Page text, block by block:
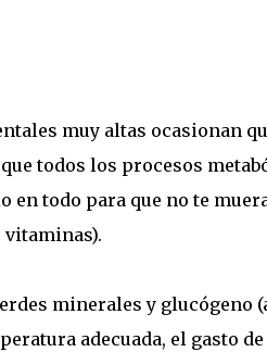
muy altas ocasionan
todos los procesos
todo para que no te
vitaminas).
minerales y glucógeno
adecuada, el gasto